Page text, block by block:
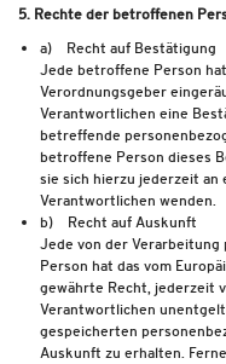
5. Rechte der betroffenen
a) Recht auf Bestätigung
Jede betroffene Person
Verordnungsgeber
Verantwortlichen eine
betreffende
betroffene Person dieses
sie sich hierzu jederzeit
Verantwortlichen wenden.
b) Recht auf Auskunft
Jede von der
Person hat das vom
gewährte Recht, jederzeit
Verantwortlichen
gespeicherten
Auskunft zu erhalten.